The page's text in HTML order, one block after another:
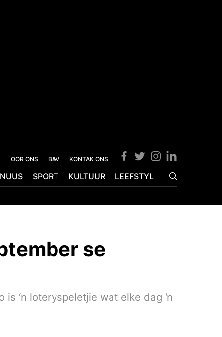
OOR ONS B&V KONTAK ONS
NUUS SPORT KULTUUR LEEFSTYL
se
is ‘n loteryspeletjie wat elke dag ‘n